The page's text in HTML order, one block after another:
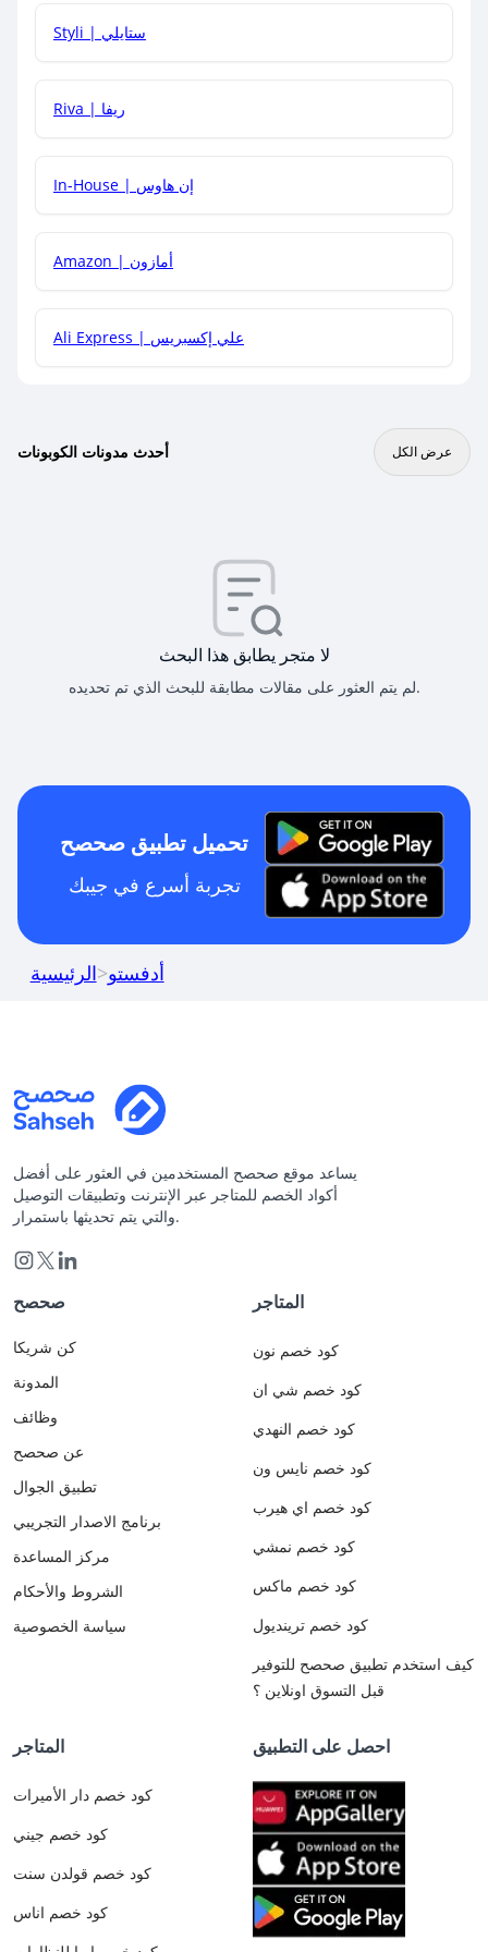
هل يمكنني جمع كود خصم مع العروض الأخرى؟
Styli | ستايلي
Riva | ريفا
In-House | إن هاوس
Amazon | أمازون
Ali Express | علي إكسبريس
أحدث مدونات الكوبونات عرض الكل
لا متجر يطابق هذا البحث
لم يتم العثور على مقالات مطابقة للبحث الذي تم تحديده.
تحميل تطبيق صحصح
تجربة أسرع في جيبك
الرئيسية>أدفستو
يساعد موقع صحصح المستخدمين في العثور على أفضل
أكواد الخصم للمتاجر عبر الإنترنت وتطبيقات التوصيل
والتي يتم تحديثها باستمرار.
صحصح
كن شريكا
المدونة
وظائف
عن صحصح
تطبيق الجوال
برنامج الاصدار التجريبي
مركز المساعدة
الشروط والأحكام
سياسة الخصوصية
المتاجر
كود خصم نون
كود خصم شي ان
كود خصم النهدي
كود خصم نايس ون
كود خصم اي هيرب
كود خصم نمشي
كود خصم ماكس
كود خصم ترينديول
كيف استخدم تطبيق صحصح للتوفير
قبل التسوق اونلاين ؟
المتاجر
كود خصم دار الأميرات
كود خصم جيني
كود خصم قولدن سنت
كود خصم اناس
احصل على التطبيق